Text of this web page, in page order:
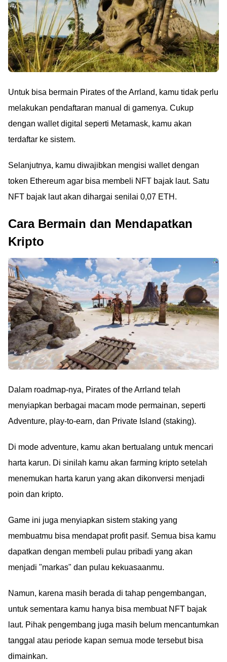
Untuk bisa bermain Pirates of the Arrland, kamu tidak perlu
melakukan pendaftaran manual di gamenya. Cukup
dengan wallet digital seperti Metamask, kamu akan
terdaftar ke sistem.
Selanjutnya, kamu diwajibkan mengisi wallet dengan
token Ethereum agar bisa membeli NFT bajak laut. Satu
NFT bajak laut akan dihargai senilai 0,07 ETH.
Cara Bermain dan Mendapatkan
Kripto
Dalam roadmap-nya, Pirates of the Arrland telah
menyiapkan berbagai macam mode permainan, seperti
Adventure, play-to-earn, dan Private Island (staking).
Di mode adventure, kamu akan bertualang untuk mencari
harta karun. Di sinilah kamu akan farming kripto setelah
menemukan harta karun yang akan dikonversi menjadi
poin dan kripto.
Game ini juga menyiapkan sistem staking yang
membuatmu bisa mendapat profit pasif. Semua bisa kamu
dapatkan dengan membeli pulau pribadi yang akan
menjadi "markas" dan pulau kekuasaanmu.
Namun, karena masih berada di tahap pengembangan,
untuk sementara kamu hanya bisa membuat NFT bajak
laut. Pihak pengembang juga masih belum mencantumkan
tanggal atau periode kapan semua mode tersebut bisa
dimainkan.